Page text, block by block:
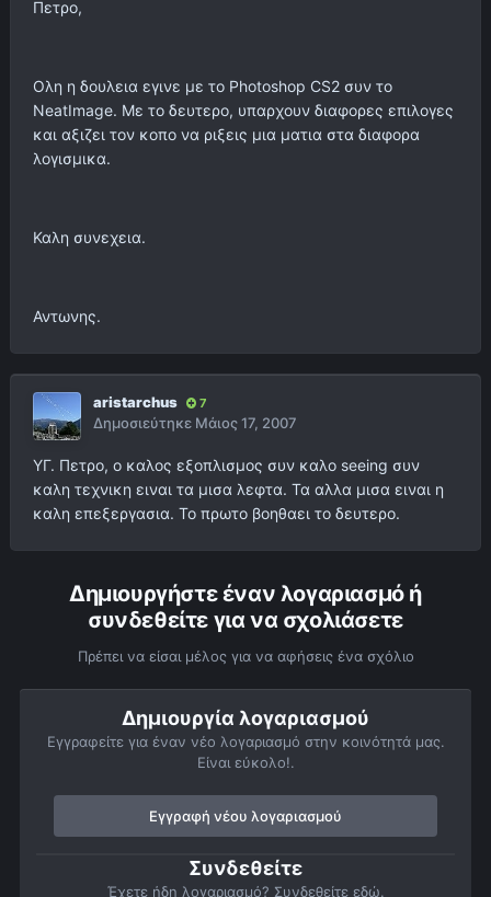
Πετρο,
Ολη η δουλεια εγινε με το Photoshop CS2 συν το
NeatImage. Με το δευτερο, υπαρχουν διαφορες επιλογες
και αξιζει τον κοπο να ριξεις μια ματια στα διαφορα
λογισμικα.
Καλη συνεχεια.
Αντωνης.
aristarchus 7
Δημοσιεύτηκε Μάιος 17, 2007
ΥΓ. Πετρο, ο καλος εξοπλισμος συν καλο seeing συν
καλη τεχνικη ειναι τα μισα λεφτα. Τα αλλα μισα ειναι η
καλη επεξεργασια. Το πρωτο βοηθαει το δευτερο.
Δημιουργήστε έναν λογαριασμό ή
συνδεθείτε για να σχολιάσετε
Πρέπει να είσαι μέλος για να αφήσεις ένα σχόλιο
Δημιουργία λογαριασμού
Εγγραφείτε για έναν νέο λογαριασμό στην κοινότητά μας.
Είναι εύκολο!.
Εγγραφή νέου λογαριασμού
Συνδεθείτε
Έχετε ήδη λογαριασμό? Συνδεθείτε εδώ.